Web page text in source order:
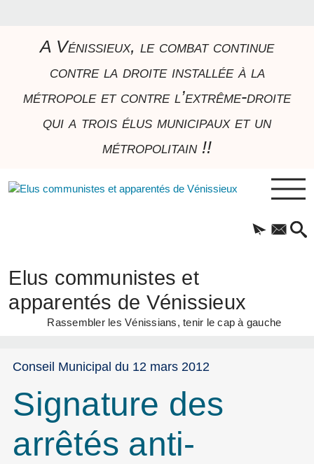
A Vénissieux, le combat continue
contre la droite installée à la
métropole et contre l’extrême-droite
qui a trois élus municipaux et un
métropolitain !!
Elus communistes et
apparentés de Vénissieux
Rassembler les Vénissians, tenir le cap à gauche
Conseil Municipal du 12 mars 2012
Signature des
arrêtés anti-